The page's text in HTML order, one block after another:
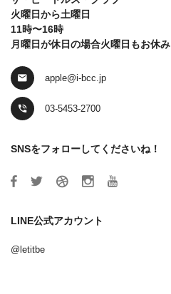
火曜日から土曜日
11時〜16時
月曜日が休日の場合火曜日もお休み
apple@i-bcc.jp
03-5453-2700
SNSをフォローしてくださいね！
LINE公式アカウント
@letitbe